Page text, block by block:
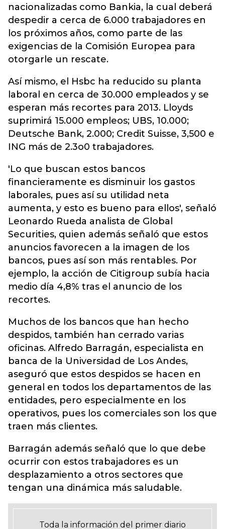
nacionalizadas como Bankia, la cual deberá
despedir a cerca de 6.000 trabajadores en
los próximos años, como parte de las
exigencias de la Comisión Europea para
otorgarle un rescate.
Así mismo, el Hsbc ha reducido su planta
laboral en cerca de 30.000 empleados y se
esperan más recortes para 2013. Lloyds
suprimirá 15.000 empleos; UBS, 10.000;
Deutsche Bank, 2.000; Credit Suisse, 3,500 e
ING más de 2.3o0 trabajadores.
'Lo que buscan estos bancos
financieramente es disminuir los gastos
laborales, pues así su utilidad neta
aumenta, y esto es bueno para ellos', señaló
Leonardo Rueda analista de Global
Securities, quien además señaló que estos
anuncios favorecen a la imagen de los
bancos, pues así son más rentables. Por
ejemplo, la acción de Citigroup subía hacia
medio día 4,8% tras el anuncio de los
recortes.
Muchos de los bancos que han hecho
despidos, también han cerrado varias
oficinas. Alfredo Barragán, especialista en
banca de la Universidad de Los Andes,
aseguró que estos despidos se hacen en
general en todos los departamentos de las
entidades, pero especialmente en los
operativos, pues los comerciales son los que
traen más clientes.
Barragán además señaló que lo que debe
ocurrir con estos trabajadores es un
desplazamiento a otros sectores que
tengan una dinámica más saludable.
Toda la información del primer diario